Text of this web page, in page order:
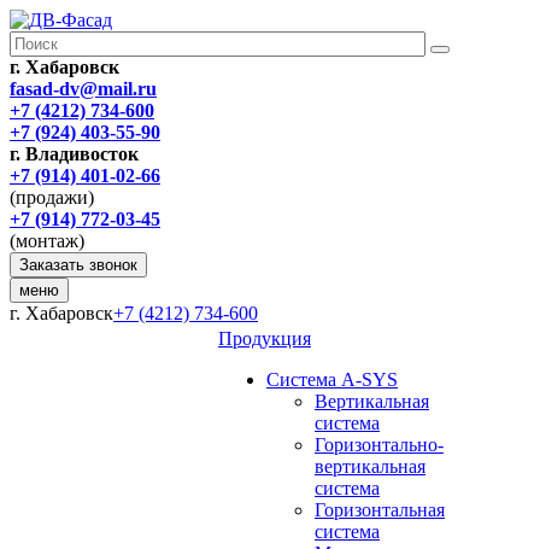
г. Хабаровск
fasad-dv@mail.ru
+7 (4212) 734-600
+7 (924) 403-55-90
г. Владивосток
+7 (914) 401-02-66
(продажи)
+7 (914) 772-03-45
(монтаж)
Заказать звонок
меню
г. Хабаровск+7 (4212) 734-600
Продукция
Система A-SYS
Вертикальная
система
Горизонтально-
вертикальная
система
Горизонтальная
система